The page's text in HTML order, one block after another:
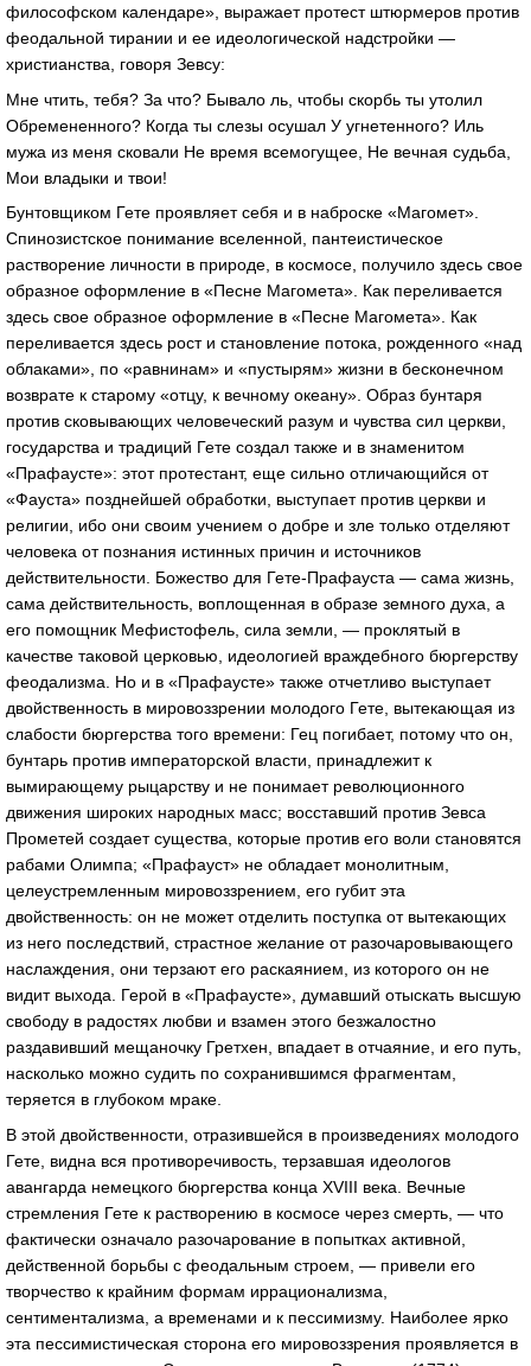
философском календаре», выражает протест штюрмеров против
феодальной тирании и ее идеологической надстройки —
христианства, говоря Зевсу:
Мне чтить, тебя? За что? Бывало ль, чтобы скорбь ты утолил
Обремененного? Когда ты слезы осушал У угнетенного? Иль
мужа из меня сковали Не время всемогущее, Не вечная судьба,
Мои владыки и твои!
Бунтовщиком Гете проявляет себя и в наброске «Магомет».
Спинозистское понимание вселенной, пантеистическое
растворение личности в природе, в космосе, получило здесь свое
образное оформление в «Песне Магомета». Как переливается
здесь свое образное оформление в «Песне Магомета». Как
переливается здесь рост и становление потока, рожденного «над
облаками», по «равнинам» и «пустырям» жизни в бесконечном
возврате к старому «отцу, к вечному океану». Образ бунтаря
против сковывающих человеческий разум и чувства сил церкви,
государства и традиций Гете создал также и в знаменитом
«Прафаусте»: этот протестант, еще сильно отличающийся от
«Фауста» позднейшей обработки, выступает против церкви и
религии, ибо они своим учением о добре и зле только отделяют
человека от познания истинных причин и источников
действительности. Божество для Гете-Прафауста — сама жизнь,
сама действительность, воплощенная в образе земного духа, а
его помощник Мефистофель, сила земли, — проклятый в
качестве таковой церковью, идеологией враждебного бюргерству
феодализма. Но и в «Прафаусте» также отчетливо выступает
двойственность в мировоззрении молодого Гете, вытекающая из
слабости бюргерства того времени: Гец погибает, потому что он,
бунтарь против императорской власти, принадлежит к
вымирающему рыцарству и не понимает революционного
движения широких народных масс; восставший против Зевса
Прометей создает существа, которые против его воли становятся
рабами Олимпа; «Прафауст» не обладает монолитным,
целеустремленным мировоззрением, его губит эта
двойственность: он не может отделить поступка от вытекающих
из него последствий, страстное желание от разочаровывающего
наслаждения, они терзают его раскаянием, из которого он не
видит выхода. Герой в «Прафаусте», думавший отыскать высшую
свободу в радостях любви и взамен этого безжалостно
раздавивший мещаночку Гретхен, впадает в отчаяние, и его путь,
насколько можно судить по сохранившимся фрагментам,
теряется в глубоком мраке.
В этой двойственности, отразившейся в произведениях молодого
Гете, видна вся противоречивость, терзавшая идеологов
авангарда немецкого бюргерства конца XVIII века. Вечные
стремления Гете к растворению в космосе через смерть, — что
фактически означало разочарование в попытках активной,
действенной борьбы с феодальным строем, — привели его
творчество к крайним формам иррационализма,
сентиментализма, а временами и к пессимизму. Наиболее ярко
эта пессимистическая сторона его мировоззрения проявляется в